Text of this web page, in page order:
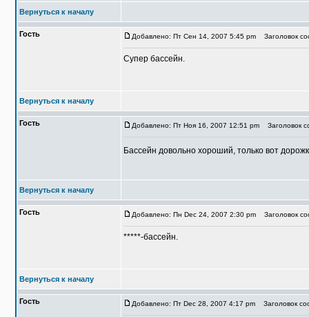
Вернуться к началу
Гость Добавлено: Пт Сен 14, 2007 5:45 pm Заголовок
Супер бассейн.
Вернуться к началу
Гость Добавлено: Пт Ноя 16, 2007 12:51 pm Заголовок
Бассейн довольно хороший, только вот
Вернуться к началу
Гость Добавлено: Пн Dec 24, 2007 2:30 pm Заголовок
*****-бассейн.
Вернуться к началу
Гость Добавлено: Пт Dec 28, 2007 4:17 pm Заголовок